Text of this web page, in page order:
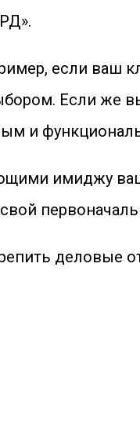
если ваш
Если же
и
имиджу
деловые